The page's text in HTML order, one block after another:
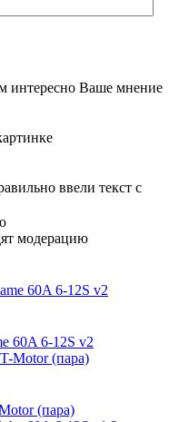
интересно Ваше мнение
ввели текст с
модерацию
60A 6-12S v2
(пара)